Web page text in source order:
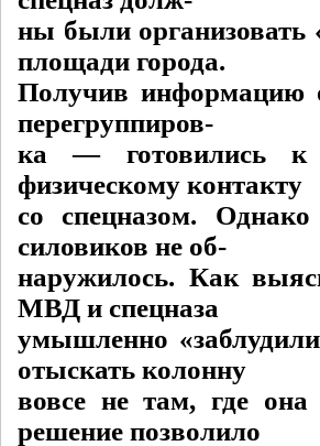
ны были организовать
площади города.
Получив информацию
перегруппиров-
ка — готовились к
физическому контакту
со спецназом.
силовиков не об-
наружилось. Как
МВД и спецназа
умышленно
отыскать колонну
вовсе не там, где она
решение позволило